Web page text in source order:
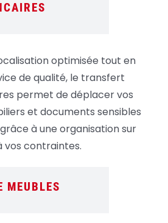
optimisée tout en
de qualité, le transfert
permet de déplacer vos
et documents sensibles
à une organisation sur
vos contraintes.
MEUBLES